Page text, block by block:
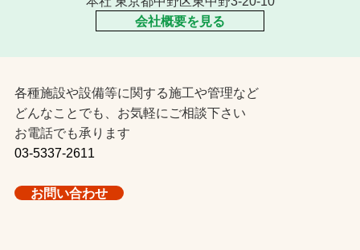
会社概要を見る
各種施設や設備等に関する施工や管理など
どんなことでも、お気軽にご相談下さい
お電話でも承ります
03-5337-2611
お問い合わせ